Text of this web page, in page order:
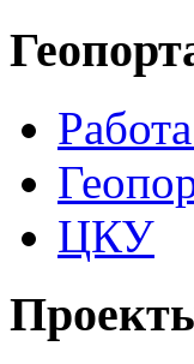
ЦКУ